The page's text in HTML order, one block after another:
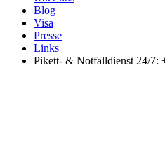
Blog
Visa
Presse
Links
Pikett- & Notfalldienst 24/7: